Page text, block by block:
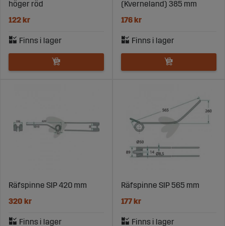
höger röd
122 kr
(Kverneland) 385 mm
176 kr
Räfspinne SIP 420 mm
320 kr
Räfspinne SIP 565 mm
177 kr